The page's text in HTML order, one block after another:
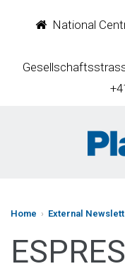
National
Home › External